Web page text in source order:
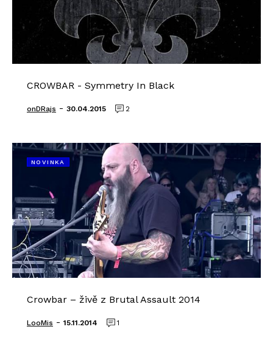
CROWBAR - Symmetry In Black
onDRajs - 30.04.2015 2
NOVINKA
Crowbar – živě z Brutal Assault 2014
LooMis - 15.11.2014 1